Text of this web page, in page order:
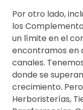
Por otro lado,
los
un límite en el
encontramos en
canales.
donde se
crecimiento.
Herboristerías,